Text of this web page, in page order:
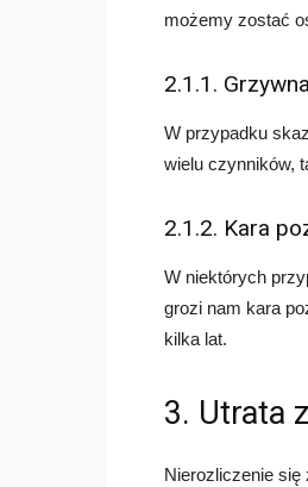
możemy zostać
2.1.1. Grzywna
W przypadku
wielu czynników,
2.1.2. Kara
W niektórych
grozi nam kara
kilka lat.
3. Utrata
Nierozliczenie się